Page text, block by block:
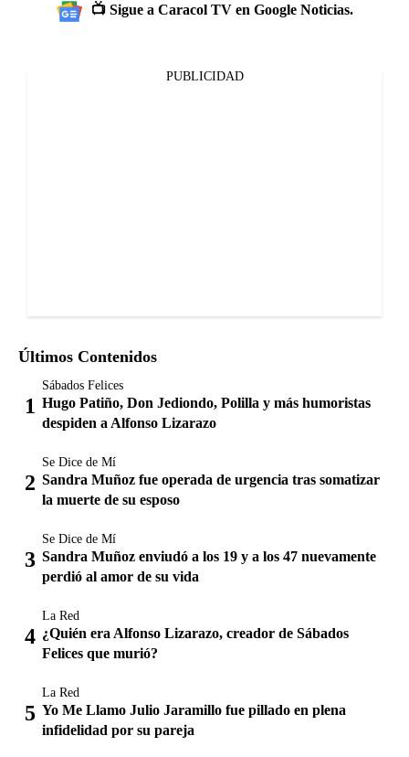
📺 Sigue a Caracol TV en Google Noticias.
PUBLICIDAD
Últimos Contenidos
Sábados Felices
Hugo Patiño, Don Jediondo, Polilla y más humoristas
despiden a Alfonso Lizarazo
Se Dice de Mí
Sandra Muñoz fue operada de urgencia tras somatizar
la muerte de su esposo
Se Dice de Mí
Sandra Muñoz enviudó a los 19 y a los 47 nuevamente
perdió al amor de su vida
La Red
¿Quién era Alfonso Lizarazo, creador de Sábados
Felices que murió?
La Red
Yo Me Llamo Julio Jaramillo fue pillado en plena
infidelidad por su pareja